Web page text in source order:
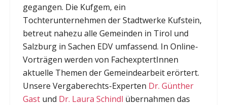
gegangen. Die Kufgem, ein
Tochterunternehmen der Stadtwerke Kufstein,
betreut nahezu alle Gemeinden in Tirol und
Salzburg in Sachen EDV umfassend. In Online-
Vorträgen werden von FachexptertInnen
aktuelle Themen der Gemeindearbeit erörtert.
Unsere Vergaberechts-Experten Dr. Günther
Gastund Dr. Laura Schindl übernahmen das